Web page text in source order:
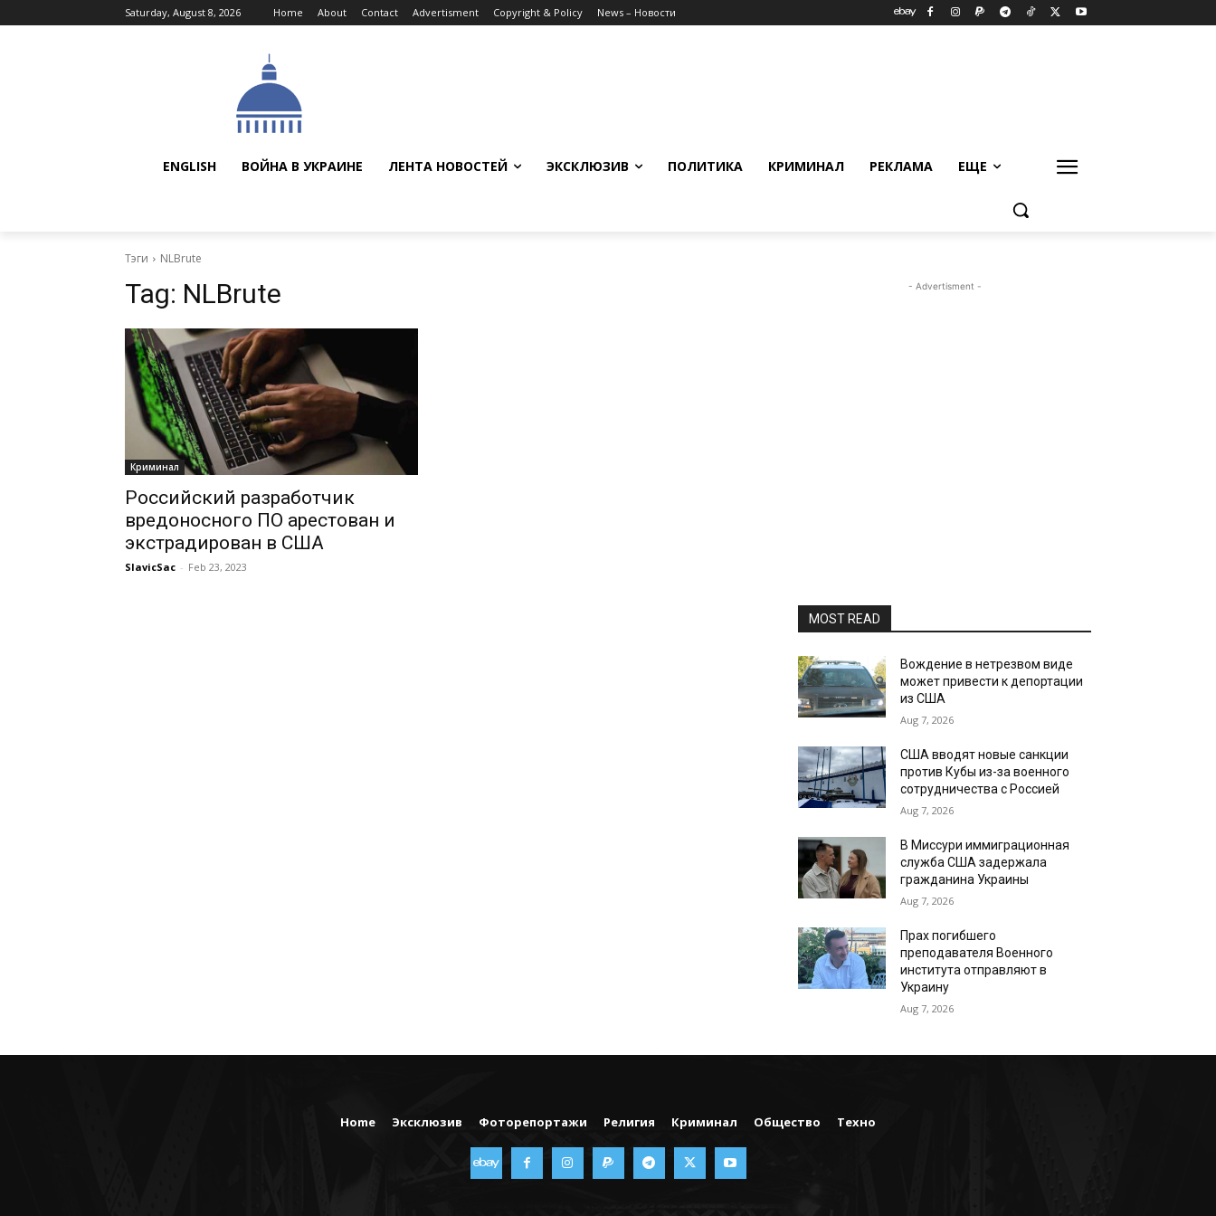
Saturday, August 8, 2026 Home About Contact Advertisment Copyright & Policy News – Новости
ENGLISH ВОЙНА В УКРАИНЕ ЛЕНТА НОВОСТЕЙ ЭКСКЛЮЗИВ ПОЛИТИКА КРИМИНАЛ РЕКЛАМА ЕЩЕ
Тэги NLBrute
Tag: NLBrute
Криминал
Российский разработчик
вредоносного ПО арестован и
экстрадирован в США
SlavicSac - Feb 23, 2023
- Advertisment -
MOST READ
Вождение в нетрезвом виде
может привести к депортации
из США
Aug 7, 2026
США вводят новые санкции
против Кубы из-за военного
сотрудничества с Россией
Aug 7, 2026
В Миссури иммиграционная
служба США задержала
гражданина Украины
Aug 7, 2026
Прах погибшего
преподавателя Военного
института отправляют в
Украину
Aug 7, 2026
Home Эксклюзив Фоторепортажи Религия Криминал Общество Техно